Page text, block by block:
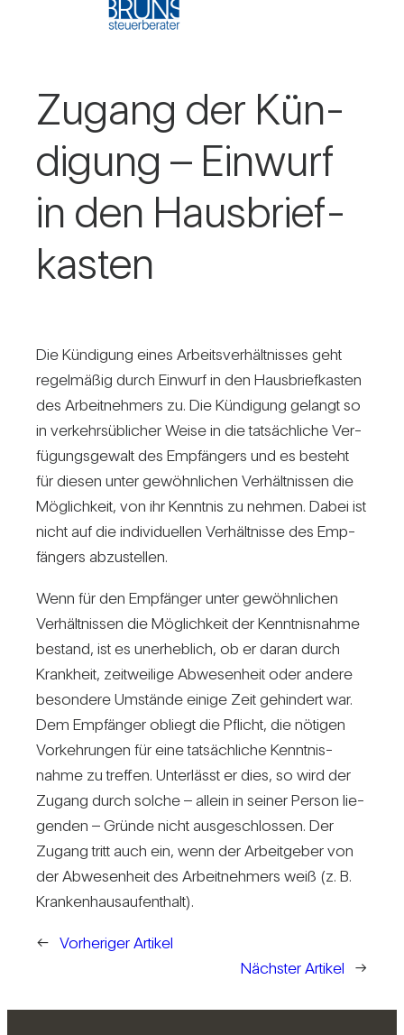
Zugang der Kün­
di­gung – Ein­wurf
in den Haus­brief­
kasten
Die Kün­di­gung eines Arbeits­ver­hält­nisses geht
regel­mäßig durch Ein­wurf in den Haus­brief­kasten
des Arbeit­neh­mers zu. Die Kün­di­gung gelangt so
in ver­kehrs­üb­li­cher Weise in die tat­säch­liche Ver­
fü­gungs­ge­walt des Emp­fän­gers und es besteht
für diesen unter gewöhn­li­chen Ver­hält­nissen die
Mög­lich­keit, von ihr Kenntnis zu nehmen. Dabei ist
nicht auf die indi­vi­du­ellen Ver­hält­nisse des Emp­
fän­gers abzu­stellen.
Wenn für den Emp­fänger unter gewöhn­li­chen
Ver­hält­nissen die Mög­lich­keit der Kennt­nis­nahme
bestand, ist es uner­heb­lich, ob er daran durch
Krank­heit, zeit­wei­lige Abwe­sen­heit oder andere
beson­dere Umstände einige Zeit gehin­dert war.
Dem Emp­fänger obliegt die Pflicht, die nötigen
Vor­keh­rungen für eine tat­säch­liche Kennt­nis­
nahme zu treffen. Unter­lässt er dies, so wird der
Zugang durch solche – allein in seiner Person lie­
genden – Gründe nicht aus­ge­schlossen. Der
Zugang tritt auch ein, wenn der Arbeit­geber von
der Abwe­sen­heit des Arbeit­neh­mers weiß (z. B.
Kran­ken­haus­auf­ent­halt).
← Vorheriger Artikel
Nächster Artikel
→